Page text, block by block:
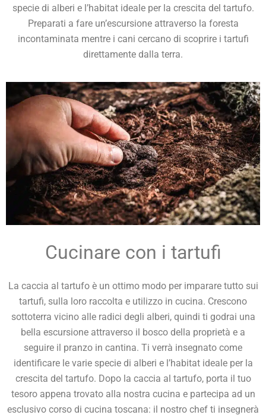
specie di alberi e l’habitat ideale per la crescita del tartufo.
Preparati a fare un’escursione attraverso la foresta
incontaminata mentre i cani cercano di scoprire i tartufi
direttamente dalla terra.
Cucinare con i tartufi
La caccia al tartufo è un ottimo modo per imparare tutto sui
tartufi, sulla loro raccolta e utilizzo in cucina. Crescono
sottoterra vicino alle radici degli alberi, quindi ti godrai una
bella escursione attraverso il bosco della proprietà e a
seguire il pranzo in cantina. Ti verrà insegnato come
identificare le varie specie di alberi e l’habitat ideale per la
crescita del tartufo. Dopo la caccia al tartufo, porta il tuo
tesoro appena trovato alla nostra cucina e partecipa ad un
esclusivo corso di cucina toscana: il nostro chef ti insegnerà